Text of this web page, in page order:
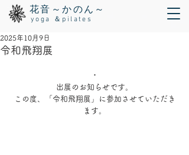
花音～かのん～
yoga ＆pilates
令和飛翔展
2025年10月9日
・
出展のお知らせです。
この度、「令和飛翔展」に参加させていただき
ます。